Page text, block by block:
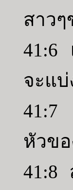
สาวๆ
41:6
จะแ
41:7
หัวข
41:8